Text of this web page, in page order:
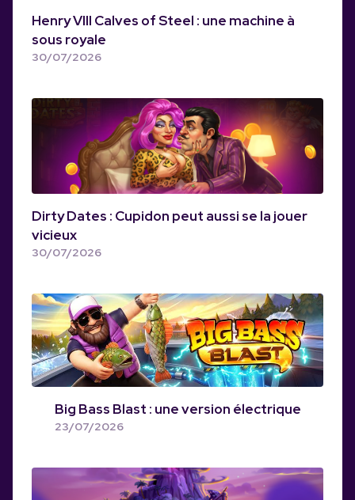
Henry VIII Calves of Steel : une machine à
sous royale
30/07/2026
Dirty Dates : Cupidon peut aussi se la jouer
vicieux
30/07/2026
Big Bass Blast : une version électrique
23/07/2026